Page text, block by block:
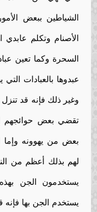
الشياطين ببعض
الأصنام وتكلم
السحرة وكما تعين
عبدوها بالعبادات
وغير ذلك فإنه قد
تقضي بعض حوائجهم
بعض من يهوونه
لهم بذلك أعظم من
يستخدمون الجن
يستخدم الجن بها